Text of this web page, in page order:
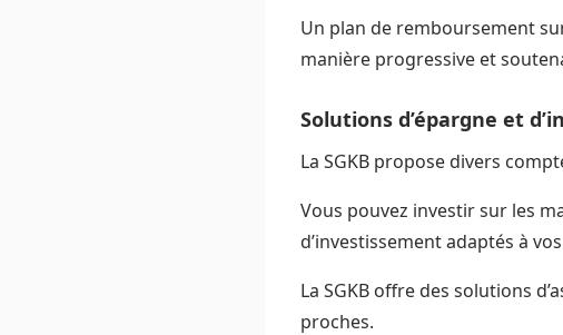
Un plan de remboursement
manière progressive et
Solutions d’épargne et
La SGKB propose divers
Vous pouvez investir sur les
d’investissement adaptés à
La SGKB offre des solutions
proches.